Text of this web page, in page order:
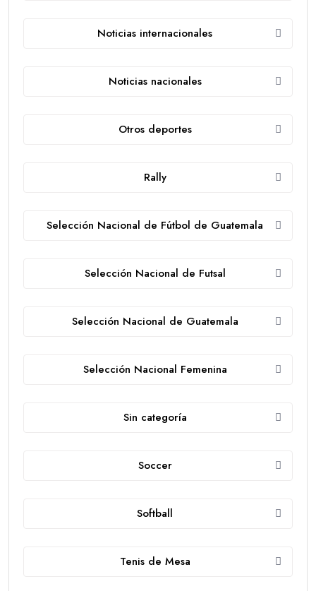
Noticias internacionales
Noticias nacionales
Otros deportes
Rally
Selección Nacional de Fútbol de Guatemala
Selección Nacional de Futsal
Selección Nacional de Guatemala
Selección Nacional Femenina
Sin categoría
Soccer
Softball
Tenis de Mesa